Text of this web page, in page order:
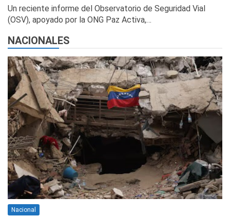
Un reciente informe del Observatorio de Seguridad Vial
(OSV), apoyado por la ONG Paz Activa,…
NACIONALES
Nacional